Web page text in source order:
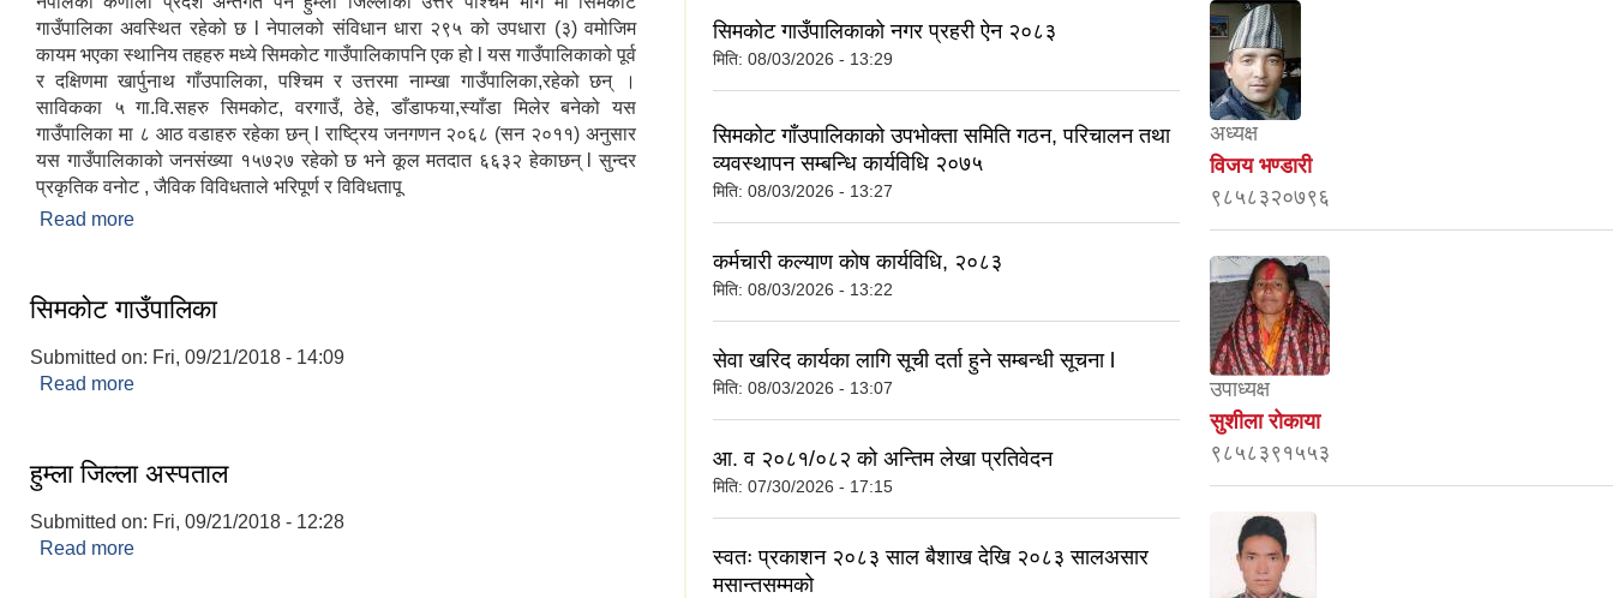
गाउँपालिका अवस्थित रहेको छ l नेपालको संविधान धारा २९५ को उपधारा (३) वमोजिम
कायम भएका स्थानिय तहहरु मध्ये सिमकोट गाउँपालिकापनि एक हो l यस गाउँपालिकाको पूर्व
र दक्षिणमा खार्पुनाथ गाँउपालिका, पश्‍चिम र उत्तरमा नाम्खा गाउँपालिका,रहेको छन् ।
साविकका ५ गा.वि.सहरु सिमकोट, वरगाउँ, ठेहे, डाँडाफया,स्याँडा मिलेर बनेको यस
गाउँपालिका मा ८ आठ वडाहरु रहेका छन् l राष्ट्रिय जनगणन २०६८ (सन २०११) अनुसार
यस गाउँपालिकाको जनसंख्या १५७२७ रहेको छ भने कूल मतदात ६६३२ हेकाछन् l सुन्दर
प्रकृतिक वनोट , जैविक विविधताले भरिपूर्ण र विविधतापू
Read more
सिमकोट गाउँपालिका
Submitted on: Fri, 09/21/2018 - 14:09
Read more
हुम्ला जिल्ला अस्पताल
Submitted on: Fri, 09/21/2018 - 12:28
Read more
सिमकोट गाउँपालिकाको नगर प्रहरी ऐन २०८३
मिति: 08/03/2026 - 13:29
सिमकोट गाँउपालिकाको उपभोक्ता समिति गठन, परिचालन तथा
व्यवस्थापन सम्बन्धि कार्यविधि २०७५
मिति: 08/03/2026 - 13:27
कर्मचारी कल्याण कोष कार्यविधि, २०८३
मिति: 08/03/2026 - 13:22
सेवा खरिद कार्यका लागि सूची दर्ता हुने सम्बन्धी सूचना l
मिति: 08/03/2026 - 13:07
आ. व २०८१/०८२ को अन्तिम लेखा प्रतिवेदन
मिति: 07/30/2026 - 17:15
स्वतः प्रकाशन २०८३ साल बैशाख देखि २०८३ सालअसार
मसान्तसम्मको
अध्यक्ष
विजय भण्डारी
९८५८३२०७९६
उपाध्यक्ष
सुशीला रोकाया
९८५८३९१५५३